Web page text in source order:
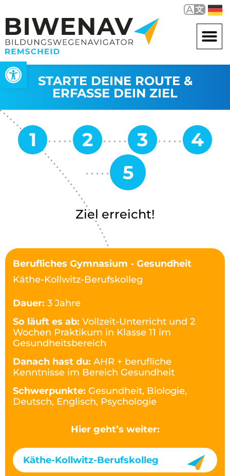
Werkzeugleiste öffnen
STARTE DEINE ROUTE &
ERFASSE DEIN ZIEL
Ziel erreicht!
Berufliches Gymnasium - Gesundheit
Käthe-Kollwitz-Berufskolleg
Dauer: 3 Jahre
So läuft es ab: Vollzeit-Unterricht und 2
Wochen Praktikum in Klasse 11 im
Gesundheitsbereich
Danach hast du: AHR + berufliche
Kenntnisse im Bereich Gesundheit
Schwerpunkte: Gesundheit, Biologie,
Deutsch, Englisch, Psychologie
Hier geht’s weiter:
Käthe-Kollwitz-Berufskolleg